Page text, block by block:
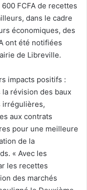
FCFA de recettes
dans le cadre
économiques, des
ont été notifiées
de Libreville.
impacts positifs :
révision des baux
irrégulières,
aux contrats
pour une meilleure
de la
« Avec les
les recettes
des marchés